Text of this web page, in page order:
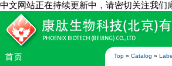
中文网站正在持续更新中，请密切关注我
Top » Catalog »